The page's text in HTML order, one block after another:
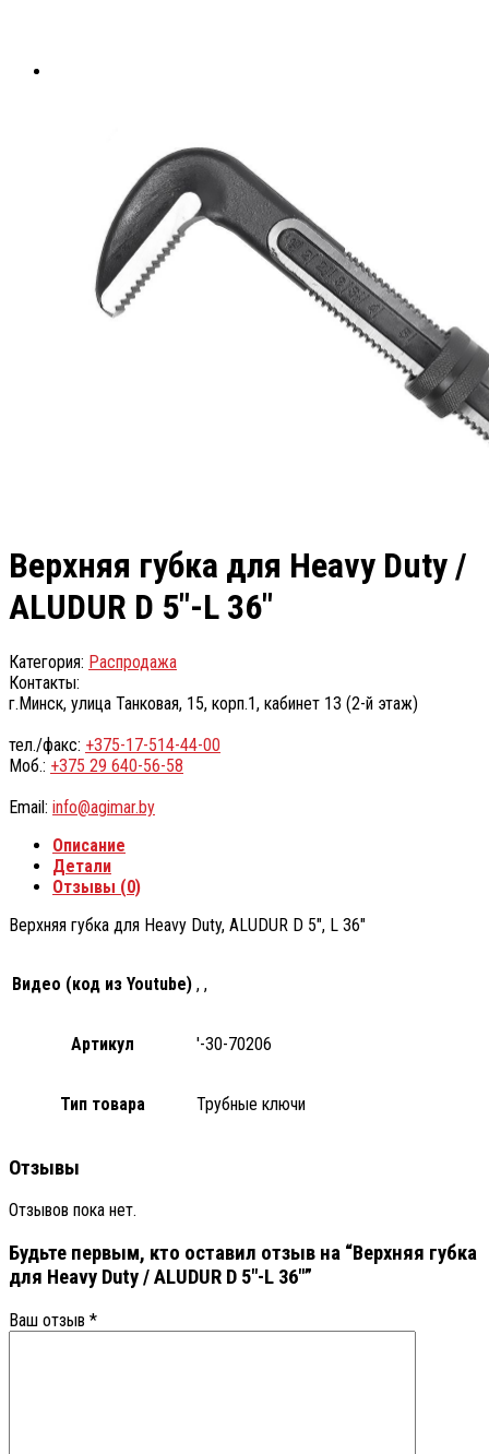
Верхняя губка для Heavy Duty /
ALUDUR D 5″-L 36″
Категория: Распродажа
Контакты:
г.Минск, улица Танковая, 15, корп.1, кабинет 13 (2-й этаж)
тел./факс: +375-17-514-44-00
Моб.: +375 29 640-56-58
Email: info@agimar.by
Описание
Детали
Отзывы (0)
Верхняя губка для Heavy Duty, ALUDUR D 5″, L 36″
Видео (код из Youtube) , ,
Артикул '-30-70206
Тип товара Трубные ключи
Отзывы
Отзывов пока нет.
Будьте первым, кто оставил отзыв на “Верхняя губка
для Heavy Duty / ALUDUR D 5″-L 36″”
Ваш отзыв *